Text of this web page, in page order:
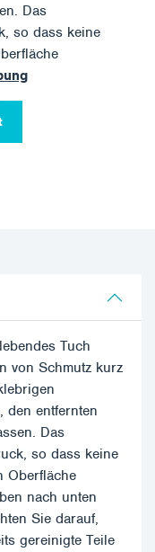
Das
so dass keine
Tuch
von Schmutz kurz
den entfernten
Das
so dass keine
Oberfläche
nach unten
Sie darauf,
gereinigte Teile